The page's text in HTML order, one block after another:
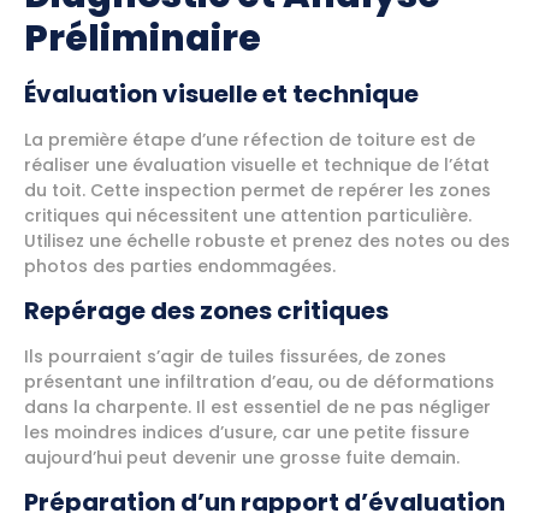
Préliminaire
Évaluation visuelle et technique
La première étape d’une réfection de toiture est de
réaliser une évaluation visuelle et technique de l’état
du toit. Cette inspection permet de repérer les zones
critiques qui nécessitent une attention particulière.
Utilisez une échelle robuste et prenez des notes ou des
photos des parties endommagées.
Repérage des zones critiques
Ils pourraient s’agir de tuiles fissurées, de zones
présentant une infiltration d’eau, ou de déformations
dans la charpente. Il est essentiel de ne pas négliger
les moindres indices d’usure, car une petite fissure
aujourd’hui peut devenir une grosse fuite demain.
Préparation d’un rapport d’évaluation